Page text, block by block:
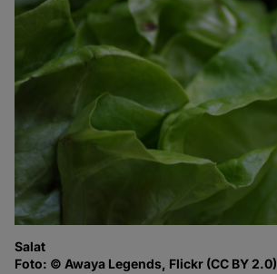
Salat
Foto: © Awaya Legends, Flickr (CC BY 2.0)